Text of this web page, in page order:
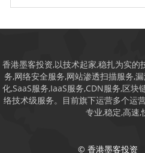
香港墨客投资,以技术起家,稳扎为实
务,网络安全服务,网站渗透扫描服务,
化,SaaS服务,IaaS服务,CDN服务,区
络技术级服务。目前旗下运营多个运
专业,稳定,高速,
© 香港墨客投资